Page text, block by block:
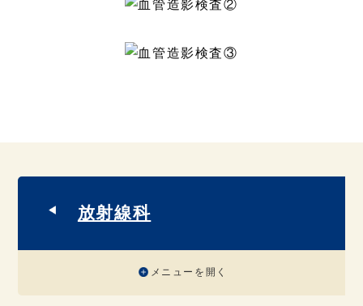
放射線科
メニューを開く